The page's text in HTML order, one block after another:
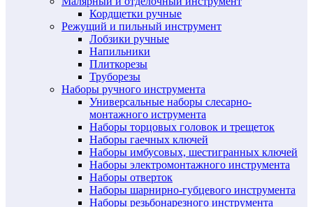
Кордщетки ручные
Режущий и пильный инструмент
Лобзики ручные
Напильники
Плиткорезы
Труборезы
Наборы ручного инструмента
Универсальные наборы слесарно-
монтажного иструмента
Наборы торцовых головок и трещеток
Наборы гаечных ключей
Наборы имбусовых, шестигранных ключей
Наборы электромонтажного инструмента
Наборы отверток
Наборы шарнирно-губцевого инструмента
Наборы резьбонарезного инструмента